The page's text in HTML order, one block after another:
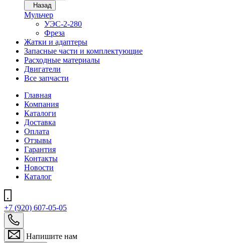
Назад
Мульчер
УЭС-2-280
Фреза
Жатки и адаптеры
Запасные части и комплектующие
Расходные материалы
Двигатели
Все запчасти
Главная
Компания
Каталоги
Доставка
Оплата
Отзывы
Гарантия
Контакты
Новости
Каталог
+7 (920) 607-05-05
Напишите нам